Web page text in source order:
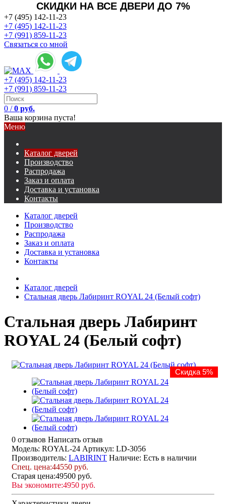
СКИДКИ НА ВСЕ ДВЕРИ ДО 7%
+7 (495) 142-11-23
+7 (495) 142-11-23
+7 (991) 859-11-23
Связаться со мной
+7 (495) 142-11-23
+7 (991) 859-11-23
0 / 0 руб.
Ваша корзина пуста!
Меню
Каталог дверей
Производство
Распродажа
Заказ и оплата
Доставка и установка
Контакты
Каталог дверей
Производство
Распродажа
Заказ и оплата
Доставка и установка
Контакты
Каталог дверей
Стальная дверь Лабиринт ROYAL 24 (Белый софт)
Стальная дверь Лабиринт
ROYAL 24 (Белый софт)
Скидка 5%
0 отзывов Написать отзыв
Модель: ROYAL-24 Артикул: LD-3056
Производитель: LABIRINT Наличие: Есть в наличии
Спец. цена:44550 руб.
Старая цена:49500 руб.
Вы экономите:4950 руб.